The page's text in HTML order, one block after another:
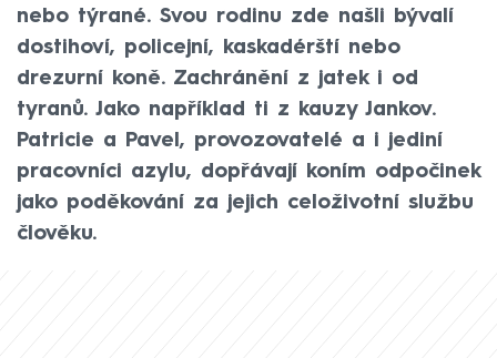
nebo týrané. Svou rodinu zde našli bývalí
dostihoví, policejní, kaskadérští nebo
drezurní koně. Zachránění z jatek i od
tyranů. Jako například ti z kauzy Jankov.
Patricie a Pavel, provozovatelé a i jediní
pracovníci azylu, dopřávají koním odpočinek
jako poděkování za jejich celoživotní službu
člověku.